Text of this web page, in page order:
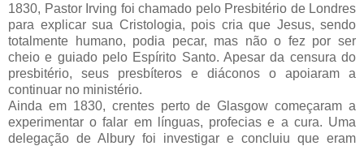
1830, Pastor Irving foi chamado pelo Presbitério de Londres
para explicar sua Cristologia, pois cria que Jesus, sendo
totalmente humano, podia pecar, mas não o fez por ser
cheio e guiado pelo Espírito Santo. Apesar da censura do
presbitério, seus presbíteros e diáconos o apoiaram a
continuar no ministério.
Ainda em 1830, crentes perto de Glasgow começaram a
experimentar o falar em línguas, profecias e a cura. Uma
delegação de Albury foi investigar e concluiu que eram